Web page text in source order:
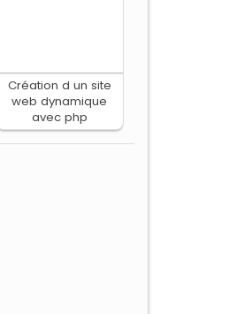
Création d un site
web dynamique
avec php